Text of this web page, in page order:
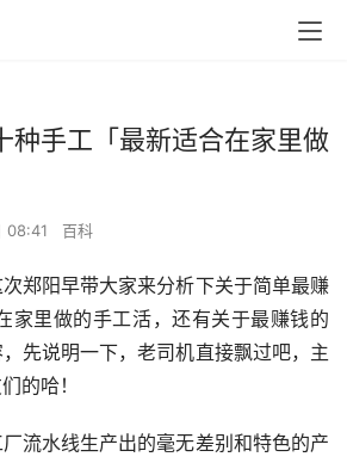
种手工「最新适合在家里做
08:41 百科
郑阳早带大家来分析下关于简单最赚
家里做的手工活，还有关于最赚钱的
先说明一下，老司机直接飘过吧，主
的哈！
流水线生产出的毫无差别和特色的产